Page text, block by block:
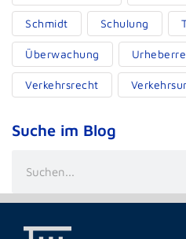
Schmidt Schulung
Überwachung
Verkehrsrecht
Suche im Blog